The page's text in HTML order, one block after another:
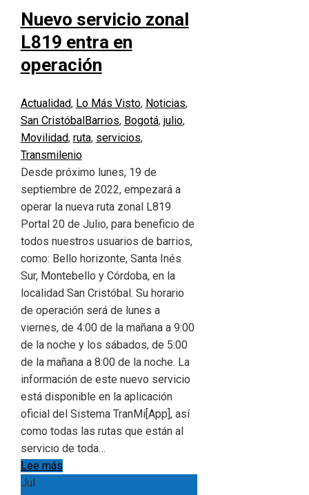
Nuevo servicio zonal
L819 entra en
operación
Actualidad, Lo Más Visto, Noticias,
San Cristóbal Barrios, Bogotá, julio,
Movilidad, ruta, servicios,
Transmilenio
Desde próximo lunes, 19 de
septiembre de 2022, empezará a
operar la nueva ruta zonal L819
Portal 20 de Julio, para beneficio de
todos nuestros usuarios de barrios,
como: Bello horizonte, Santa Inés
Sur, Montebello y Córdoba, en la
localidad San Cristóbal. Su horario
de operación será de lunes a
viernes, de 4:00 de la mañana a 9:00
de la noche y los sábados, de 5:00
de la mañana a 8:00 de la noche. La
información de este nuevo servicio
está disponible en la aplicación
oficial del Sistema TranMi[App], así
como todas las rutas que están al
servicio de toda…
Lee más
Jul